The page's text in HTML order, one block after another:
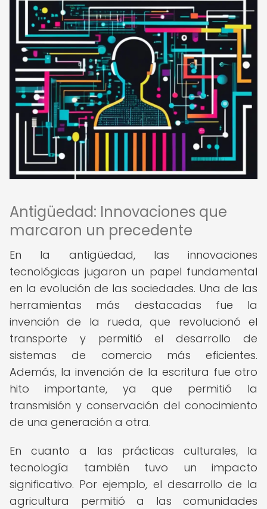
Antigüedad: Innovaciones que
marcaron un precedente
En la antigüedad, las innovaciones
tecnológicas jugaron un papel fundamental
en la evolución de las sociedades. Una de las
herramientas más destacadas fue la
invención de la rueda, que revolucionó el
transporte y permitió el desarrollo de
sistemas de comercio más eficientes.
Además, la invención de la escritura fue otro
hito importante, ya que permitió la
transmisión y conservación del conocimiento
de una generación a otra.
En cuanto a las prácticas culturales, la
tecnología también tuvo un impacto
significativo. Por ejemplo, el desarrollo de la
agricultura permitió a las comunidades